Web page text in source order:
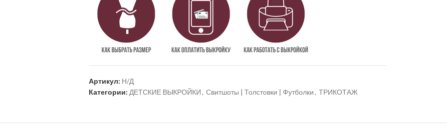
Артикул: Н/Д
Категории: ДЕТСКИЕ ВЫКРОЙКИ, Свитшоты | Толстовки | Футболки, ТРИКОТАЖ